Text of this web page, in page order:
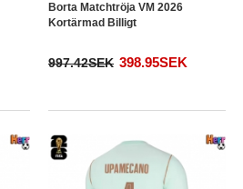
Borta Matchtröja VM 2026
Kortärmad Billigt
997.42SEK 398.95SEK